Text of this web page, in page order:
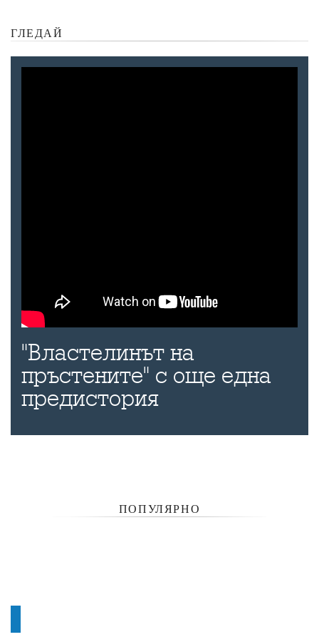
ГЛЕДАЙ
"Властелинът на
пръстените" с още една
предистория
ПОПУЛЯРНО